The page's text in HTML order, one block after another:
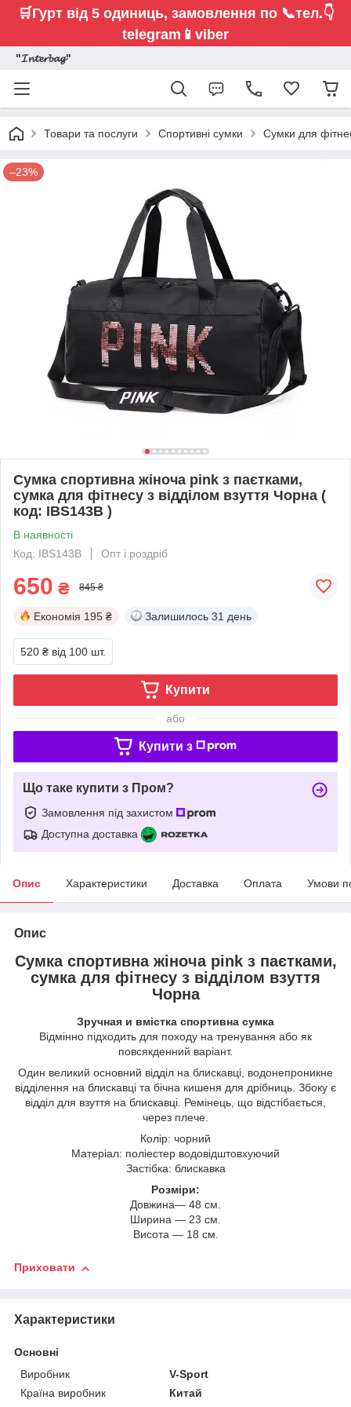
🛒Гурт від 5 одиниць, замовлення по 📞тел.👇
telegram📱viber
"𝓘𝓷𝓽𝓮𝓻𝓫𝓪𝓰"
Товари та послуги Спортивні сумки Сумки для
–23%
Сумка спортивна жіноча pink з паєтками,
сумка для фітнесу з відділом взуття Чорна (
код: IBS143B )
В наявності
Код: IBS143B
Опт і роздріб
650 ₴ 845 ₴
Економія 195 ₴ Залишилось 31 день
520 ₴ від 100 шт.
Купити
або
Купити з
Що таке купити з Пром?
Замовлення під захистом
Доступна доставка
Опис Характеристики Доставка Оплата Умови
Опис
Сумка спортивна жіноча pink з паєтками,
сумка для фітнесу з відділом взуття
Чорна
Зручная и вмістка спортивна сумка
Відмінно підходить для походу на тренування або як
повсякденний варіант.
Один великий основний відділ на блискавці, водонепроникне
відділення на блискавці та бічна кишеня для дрібниць. Збоку є
відділ для взуття на блискавці. Ремінець, що відстібається,
через плече.
Колір: чорний
Матеріал: поліестер водовідштовхуючий
Застібка: блискавка
Розміри:
Довжина― 48 см.
Ширина ― 23 см.
Висота ― 18 см.
Приховати
Характеристики
Основні
Виробник
V-Sport
Країна виробник
Китай